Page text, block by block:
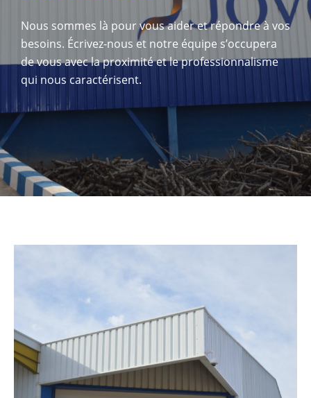
Nous sommes là pour vous aider et répondre à vos
besoins. Écrivez-nous et notre équipe s’occupera
de vous avec la proximité et le professionnalisme
qui nous caractérisent.